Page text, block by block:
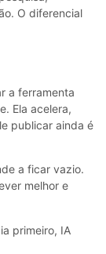
O diferencial
a ferramenta
Ela acelera,
publicar ainda é
a ficar vazio.
melhor e
primeiro, IA